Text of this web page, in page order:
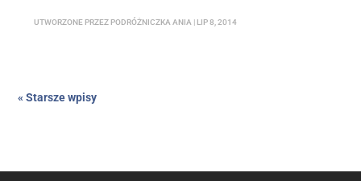
UTWORZONE PRZEZ PODRÓŻNICZKA ANIA | LIP 8, 2014
« Starsze wpisy